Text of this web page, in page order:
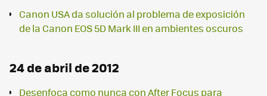
Canon USA da solución al problema de exposición
de la Canon EOS 5D Mark III en ambientes oscuros
24 de abril de 2012
Desenfoca como nunca con After Focus para